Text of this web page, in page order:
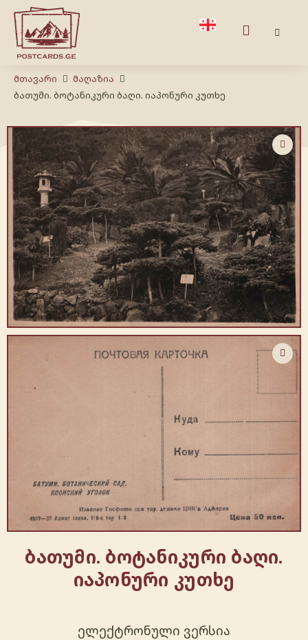
Მთავარი
Მაღაზია
ბათუმი. ბოტანიკური ბაღი. იაპონური კუთხე
ბათუმი. ბოტანიკური ბაღი.
იაპონური კუთხე
ელექტრონული ვერსია